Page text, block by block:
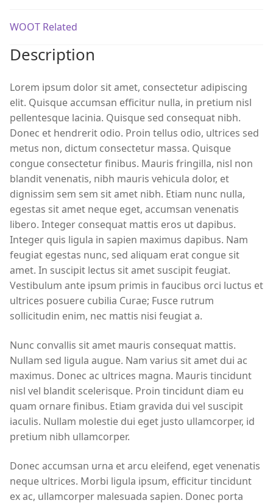
WOOT Related
Description
Lorem ipsum dolor sit amet, consectetur adipiscing
elit. Quisque accumsan efficitur nulla, in pretium nisl
pellentesque lacinia. Quisque sed consequat nibh.
Donec et hendrerit odio. Proin tellus odio, ultrices sed
metus non, dictum consectetur massa. Quisque
congue consectetur finibus. Mauris fringilla, nisl non
blandit venenatis, nibh mauris vehicula dolor, et
dignissim sem sem sit amet nibh. Etiam nunc nulla,
egestas sit amet neque eget, accumsan venenatis
libero. Integer consequat mattis eros ut dapibus.
Integer quis ligula in sapien maximus dapibus. Nam
feugiat egestas nunc, sed aliquam erat congue sit
amet. In suscipit lectus sit amet suscipit feugiat.
Vestibulum ante ipsum primis in faucibus orci luctus et
ultrices posuere cubilia Curae; Fusce rutrum
sollicitudin enim, nec mattis nisi feugiat a.
Nunc convallis sit amet mauris consequat mattis.
Nullam sed ligula augue. Nam varius sit amet dui ac
maximus. Donec ac ultrices magna. Mauris tincidunt
nisl vel blandit scelerisque. Proin tincidunt diam eu
quam ornare finibus. Etiam gravida dui vel suscipit
iaculis. Nullam molestie dui eget justo ullamcorper, id
pretium nibh ullamcorper.
Donec accumsan urna et arcu eleifend, eget venenatis
neque ultrices. Morbi ligula ipsum, efficitur tincidunt
ex ac, ullamcorper malesuada sapien. Donec porta